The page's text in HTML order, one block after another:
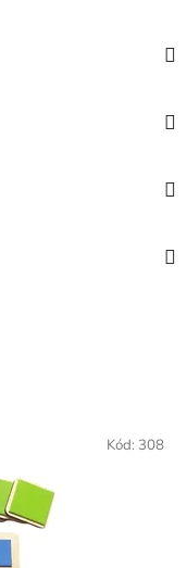
Kód: 308